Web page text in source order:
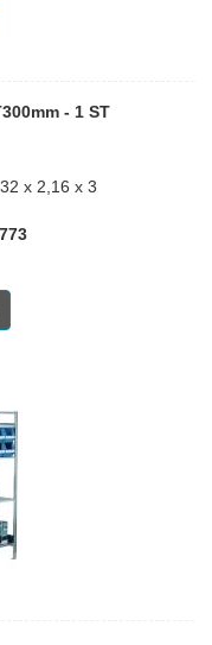
- 1 ST
x 2,16 x 3